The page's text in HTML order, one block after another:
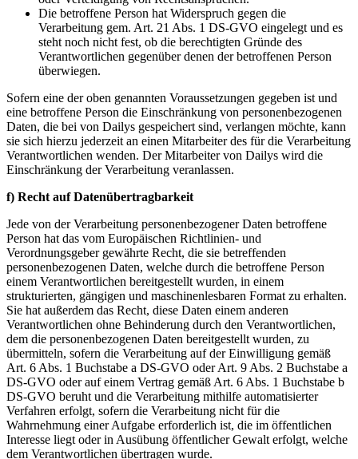
Die betroffene Person hat Widerspruch gegen die
Verarbeitung gem. Art. 21 Abs. 1 DS-GVO eingelegt und es
steht noch nicht fest, ob die berechtigten Gründe des
Verantwortlichen gegenüber denen der betroffenen Person
überwiegen.
Sofern eine der oben genannten Voraussetzungen gegeben ist und
eine betroffene Person die Einschränkung von personenbezogenen
Daten, die bei von Dailys gespeichert sind, verlangen möchte, kann
sie sich hierzu jederzeit an einen Mitarbeiter des für die Verarbeitung
Verantwortlichen wenden. Der Mitarbeiter von Dailys wird die
Einschränkung der Verarbeitung veranlassen.
f) Recht auf Datenübertragbarkeit
Jede von der Verarbeitung personenbezogener Daten betroffene
Person hat das vom Europäischen Richtlinien- und
Verordnungsgeber gewährte Recht, die sie betreffenden
personenbezogenen Daten, welche durch die betroffene Person
einem Verantwortlichen bereitgestellt wurden, in einem
strukturierten, gängigen und maschinenlesbaren Format zu erhalten.
Sie hat außerdem das Recht, diese Daten einem anderen
Verantwortlichen ohne Behinderung durch den Verantwortlichen,
dem die personenbezogenen Daten bereitgestellt wurden, zu
übermitteln, sofern die Verarbeitung auf der Einwilligung gemäß
Art. 6 Abs. 1 Buchstabe a DS-GVO oder Art. 9 Abs. 2 Buchstabe a
DS-GVO oder auf einem Vertrag gemäß Art. 6 Abs. 1 Buchstabe b
DS-GVO beruht und die Verarbeitung mithilfe automatisierter
Verfahren erfolgt, sofern die Verarbeitung nicht für die
Wahrnehmung einer Aufgabe erforderlich ist, die im öffentlichen
Interesse liegt oder in Ausübung öffentlicher Gewalt erfolgt, welche
dem Verantwortlichen übertragen wurde.